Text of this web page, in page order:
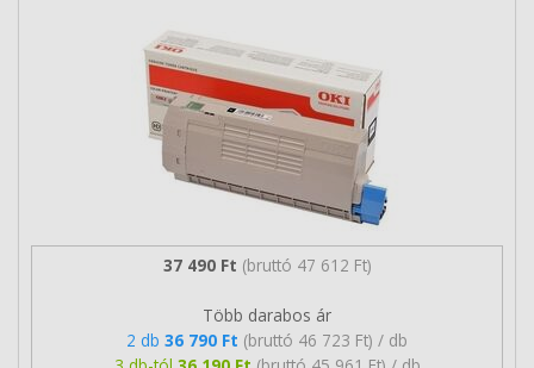
37 490 Ft (bruttó 47 612 Ft)
Több darabos ár
2 db 36 790 Ft (bruttó 46 723 Ft) / db